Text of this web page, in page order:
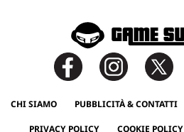
CHI SIAMO PUBBLICITÀ & CONTATTI
PRIVACY POLICY COOKIE POLICY